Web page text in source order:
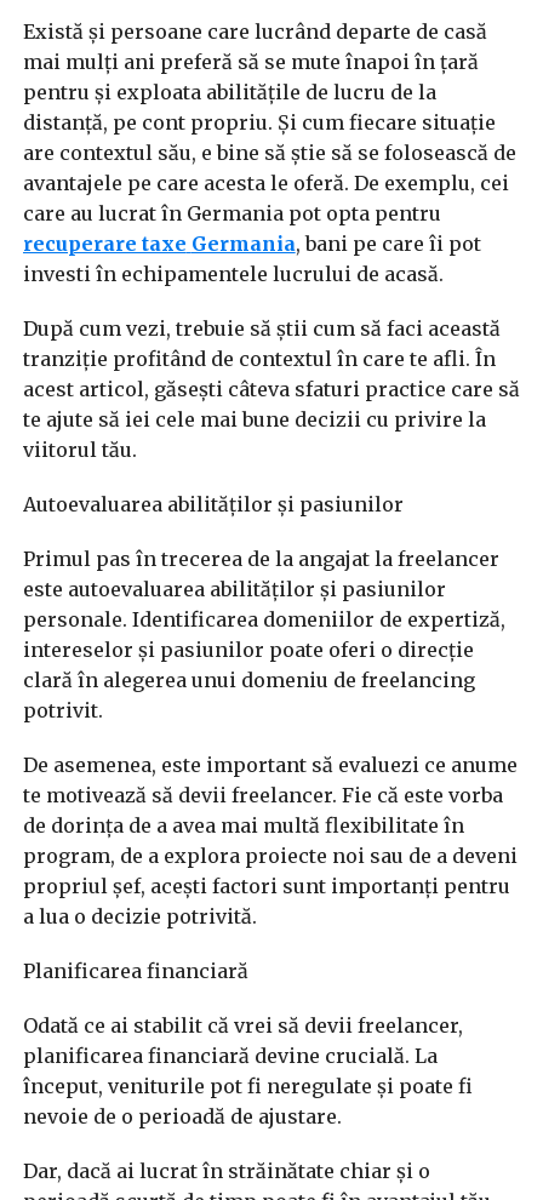
Există și persoane care lucrând departe de casă
mai mulți ani preferă să se mute înapoi în țară
pentru și exploata abilitățile de lucru de la
distanță, pe cont propriu. Și cum fiecare situație
are contextul său, e bine să știe să se folosească de
avantajele pe care acesta le oferă. De exemplu, cei
care au lucrat în Germania pot opta pentru
recuperare taxe Germania, bani pe care îi pot
investi în echipamentele lucrului de acasă.
După cum vezi, trebuie să știi cum să faci această
tranziție profitând de contextul în care te afli. În
acest articol, găsești câteva sfaturi practice care să
te ajute să iei cele mai bune decizii cu privire la
viitorul tău.
Autoevaluarea abilităților și pasiunilor
Primul pas în trecerea de la angajat la freelancer
este autoevaluarea abilităților și pasiunilor
personale. Identificarea domeniilor de expertiză,
intereselor și pasiunilor poate oferi o direcție
clară în alegerea unui domeniu de freelancing
potrivit.
De asemenea, este important să evaluezi ce anume
te motivează să devii freelancer. Fie că este vorba
de dorința de a avea mai multă flexibilitate în
program, de a explora proiecte noi sau de a deveni
propriul șef, acești factori sunt importanți pentru
a lua o decizie potrivită.
Planificarea financiară
Odată ce ai stabilit că vrei să devii freelancer,
planificarea financiară devine crucială. La
început, veniturile pot fi neregulate și poate fi
nevoie de o perioadă de ajustare.
Dar, dacă ai lucrat în străinătate chiar și o